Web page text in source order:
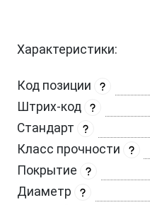
Характеристики:
Код позиции
Штрих-код
Стандарт
Класс прочности
Покрытие
Диаметр